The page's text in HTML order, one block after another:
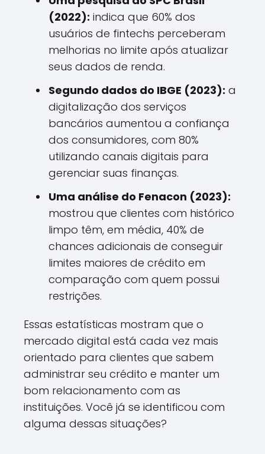
(2022): indica que 60% dos
usuários de fintechs perceberam
melhorias no limite após atualizar
seus dados de renda.
Segundo dados do IBGE (2023): a
digitalização dos serviços
bancários aumentou a confiança
dos consumidores, com 80%
utilizando canais digitais para
gerenciar suas finanças.
Uma análise do Fenacon (2023):
mostrou que clientes com histórico
limpo têm, em média, 40% de
chances adicionais de conseguir
limites maiores de crédito em
comparação com quem possui
restrições.
Essas estatísticas mostram que o
mercado digital está cada vez mais
orientado para clientes que sabem
administrar seu crédito e manter um
bom relacionamento com as
instituições. Você já se identificou com
alguma dessas situações?